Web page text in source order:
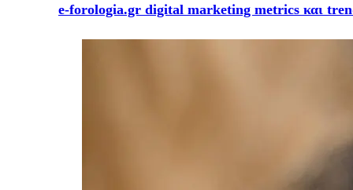
e-forologia.gr digital marketing metrics και